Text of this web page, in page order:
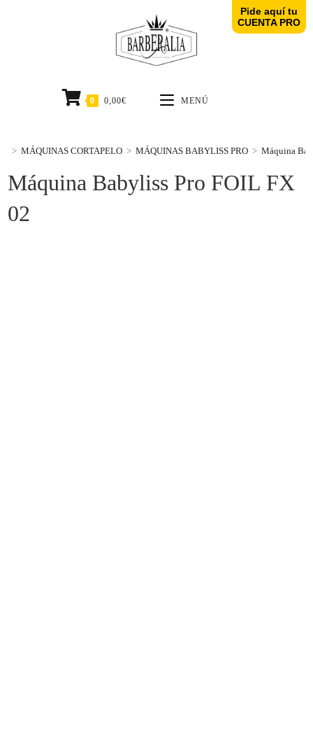
0 0,00€ MENÚ
Máquina Babyliss Pro FOIL FX
02
> MÁQUINAS CORTAPELO > MÁQUINAS BABYLISS PRO > Máquina
Pide aquí tu
CUENTA PRO